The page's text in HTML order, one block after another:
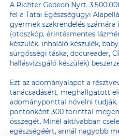
A Richter Gedeon Nyrt.
fel a Tatai Egészségügyi
gyermek szakrendelés számára
(otoszkóp, érintésmentes
készülék, inhaláló készülék,
sürgősségi táska, docureader,
hallásvizsgáló készülék)
Ezt az adományalapot a
tanácsadásért, meghallgatott
adományponttal növelni tudják,
pontonként 300 forinttal
összegét. Minél aktívabban
egészségéért, annál nagyobb